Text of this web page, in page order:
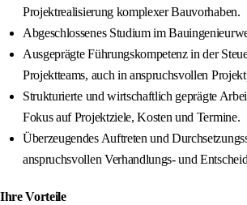
Projektrealisierung komplexer Bauvorhaben.
Abgeschlossenes Studium im
Ausgeprägte Führungskompetenz in der
Projektteams, auch in anspruchsvollen
Strukturierte und wirtschaftlich geprägte
Fokus auf Projektziele, Kosten und Termine.
Überzeugendes Auftreten und
anspruchsvollen Verhandlungs- und
Ihre Vorteile